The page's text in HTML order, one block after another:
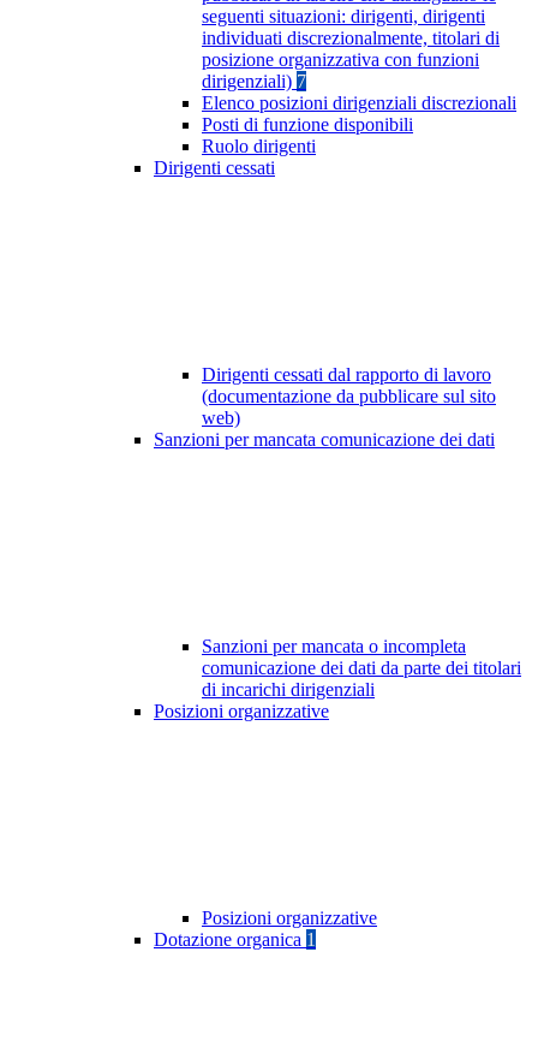
seguenti situazioni: dirigenti, dirigenti
individuati discrezionalmente, titolari di
posizione organizzativa con funzioni
dirigenziali) 7
Elenco posizioni dirigenziali discrezionali
Posti di funzione disponibili
Ruolo dirigenti
Dirigenti cessati
Dirigenti cessati dal rapporto di lavoro
(documentazione da pubblicare sul sito
web)
Sanzioni per mancata comunicazione dei dati
Sanzioni per mancata o incompleta
comunicazione dei dati da parte dei titolari
di incarichi dirigenziali
Posizioni organizzative
Posizioni organizzative
Dotazione organica 1